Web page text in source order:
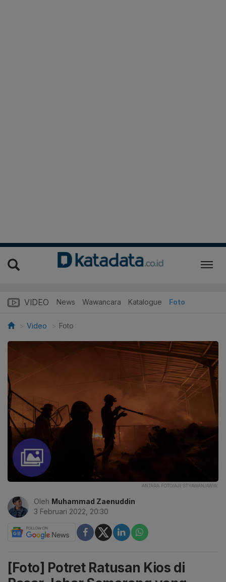
VIDEO News Wawancara Katalogue Foto
Video Foto
ANTARA FOTO/AJI STYAWAN/AWW.
Oleh Muhammad Zaenuddin
3 Februari 2022, 20:30
[Foto] Potret Ratusan Kios di